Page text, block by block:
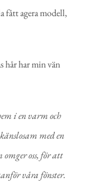
fått agera modell,
hår har min vän
i en varm och
med en
oss, för att
våra fönster.